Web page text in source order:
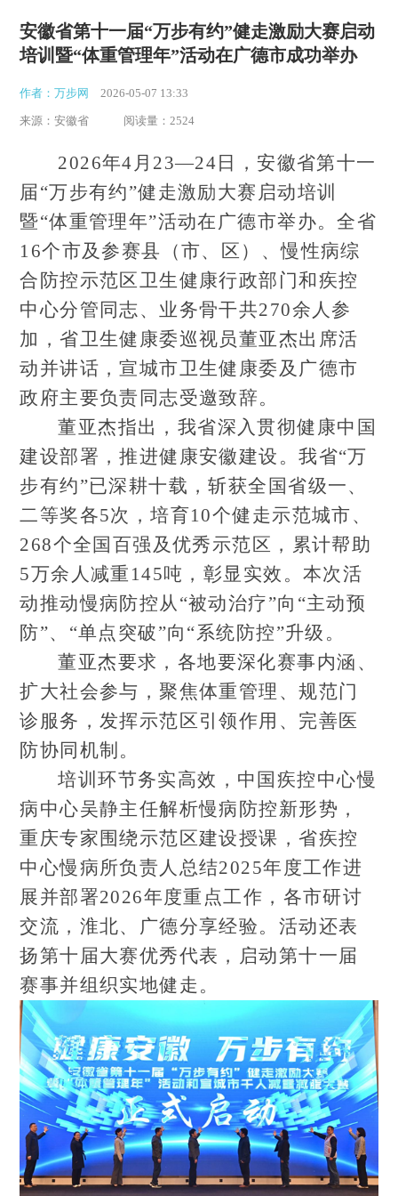
安徽省第十一届“万步有约”健走激励大赛启动
培训暨“体重管理年”活动在广德市成功举办
作者：万步网 2026-05-07 13:33
来源：安徽省 阅读量：2524
2026年4月23—24日，安徽省第十一
届“万步有约”健走激励大赛启动培训
暨“体重管理年”活动在广德市举办。全省
16个市及参赛县（市、区）、慢性病综
合防控示范区卫生健康行政部门和疾控
中心分管同志、业务骨干共270余人参
加，省卫生健康委巡视员董亚杰出席活
动并讲话，宣城市卫生健康委及广德市
政府主要负责同志受邀致辞。
董亚杰指出，我省深入贯彻健康中国
建设部署，推进健康安徽建设。我省“万
步有约”已深耕十载，斩获全国省级一、
二等奖各5次，培育10个健走示范城市、
268个全国百强及优秀示范区，累计帮助
5万余人减重145吨，彰显实效。本次活
动推动慢病防控从“被动治疗”向“主动预
防”、“单点突破”向“系统防控”升级。
董亚杰要求，各地要深化赛事内涵、
扩大社会参与，聚焦体重管理、规范门
诊服务，发挥示范区引领作用、完善医
防协同机制。
培训环节务实高效，中国疾控中心慢
病中心吴静主任解析慢病防控新形势，
重庆专家围绕示范区建设授课，省疾控
中心慢病所负责人总结2025年度工作进
展并部署2026年度重点工作，各市研讨
交流，淮北、广德分享经验。活动还表
扬第十届大赛优秀代表，启动第十一届
赛事并组织实地健走。